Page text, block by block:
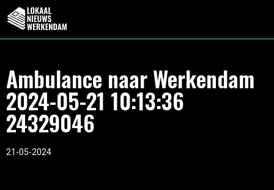
Ambulance naar Werkendam
2024-05-21 10:13:36
24329046
21-05-2024